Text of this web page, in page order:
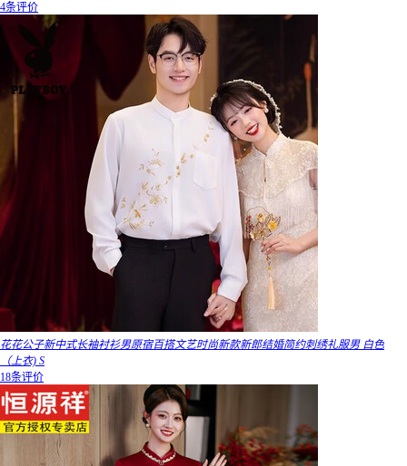
4条评价
花花公子新中式长袖衬衫男原宿百搭文艺时尚新款新郎结婚简约刺绣礼服男 白色
（上衣) S
18条评价